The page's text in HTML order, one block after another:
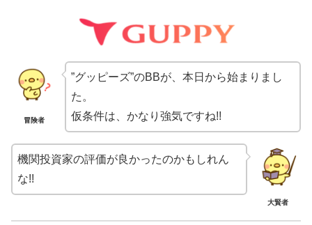
冒険者
”グッピーズ”のBBが、本日から始まりまし
た。
仮条件は、かなり強気ですね!!
大賢者
機関投資家の評価が良かったのかもしれん
な!!